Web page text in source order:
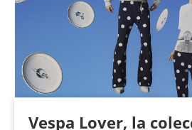
Vespa Lover, la